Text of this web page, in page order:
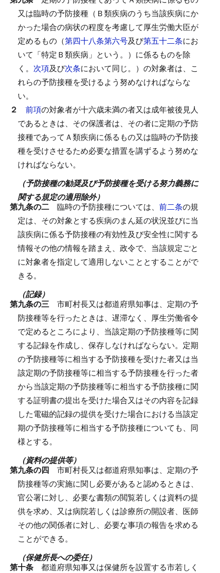
又は臨時の予防接種（Ｂ類疾病のうち当該疾病にか
かった場合の病状の程度を考慮して厚生労働大臣が
定めるもの（第四十八条第六号及び第五十二条にお
いて「特定Ｂ類疾病」という。）に係るものを除
く。 次項及び次条において同じ。）の対象者は、こ
れらの予防接種を受けるよう努めなければならな
い。
２ 前項の対象者が十六歳未満の者又は成年被後見人
であるときは、その保護者は、その者に定期の予防
接種であってＡ類疾病に係るもの又は臨時の予防接
種を受けさせるため必要な措置を講ずるよう努めな
ければならない。
（予防接種の勧奨及び予防接種を受ける努力義務に
関する規定の適用除外）
第九条の二 臨時の予防接種については、 前二条の規
定は、その対象とする疾病のまん延の状況並びに当
該疾病に係る予防接種の有効性及び安全性に関する
情報その他の情報を踏まえ、政令で、当該規定ごと
に対象者を指定して適用しないこととすることがで
きる。
（記録）
第九条の三 市町村長又は都道府県知事は、定期の予
防接種等を行ったときは、遅滞なく、厚生労働省令
で定めるところにより、当該定期の予防接種等に関
する記録を作成し、保存しなければならない。 定期
の予防接種等に相当する予防接種を受けた者又は当
該定期の予防接種等に相当する予防接種を行った者
から当該定期の予防接種等に相当する予防接種に関
する証明書の提出を受けた場合又はその内容を記録
した電磁的記録の提供を受けた場合における当該定
期の予防接種等に相当する予防接種についても、同
様とする。
（資料の提供等）
第九条の四 市町村長又は都道府県知事は、定期の予
防接種等の実施に関し必要があると認めるときは、
官公署に対し、必要な書類の閲覧若しくは資料の提
供を求め、又は病院若しくは診療所の開設者、医師
その他の関係者に対し、必要な事項の報告を求める
ことができる。
（保健所長への委任）
第十条 都道府県知事又は保健所を設置する市若しく